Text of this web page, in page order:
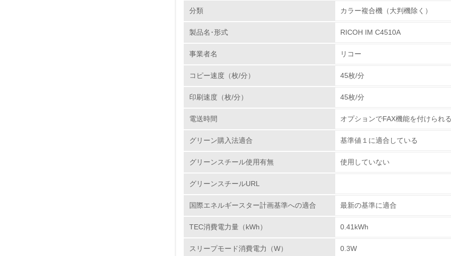
1.環境取り組み体制
No.
5. 環境取り組み体制と成果を定期的に検証して次の活動に活かして
6. 従業員が環境方針に基づいて自分の業務の中で行うべき環境対
製品本体とカートリッジの回収・リサイクルのしくみ
集められる使用済み製品をさらに全国１９の回収センターへと輸
サイクル・部品リサイクル・マテリアルリサイクル・ケミカルリ
再資源化率１００％に向けて取り組んでいます。カートリッジで
ートを新たに追加し、リコーグループ全体で積極的に回収を行っ
で選別・分解・分別処理を行ない、新品と同一基準でリサイクル
バイオプラスチックの環境影響評価
石油に代わる環境負荷低減素材の実用化に挑戦していきます。
分類 カラー複合機（大判機除く）
製品名･形式 RICOH IM C4510A
事業者名 リコー
コピー速度（枚/分） 45枚/分
印刷速度（枚/分） 45枚/分
電送時間 オプションでFAX機能を付けられる
グリーン購入法適合 基準値１に適合している
グリーンスチール使用有無 使用していない
グリーンスチールURL
国際エネルギースター計画基準への適合 最新の基準に適合
TEC消費電力量（kWh） 0.41kWh
スリープモード消費電力（W） 0.3W